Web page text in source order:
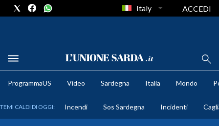
METEO
Italy ACCEDI
ProgrammaUS Video Sardegna Italia Mondo
TEMI CALDI DI OGGI: Incendi Sos Sardegna Incidenti